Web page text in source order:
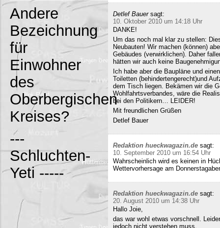
Andere
Bezeichnung
für
Einwohner
des
Oberbergischen
Kreises?
---
Schluchten-
Yeti -----
Detlef Bauer sagt:
10. Oktober 2010 um 14:18 Uhr
DANKE!
Um das noch mal klar zu stellen:
Neubauten! Wir machen (können)
Gebäudes (verwirklichen). Daher
hätten wir auch keine
Ich habe aber die Baupläne und
Toiletten (behindertengerecht)und
dem Tisch liegen. Bekämen wir die
Wohlfahrtsverbandes, wäre die
bei den Politikern… LEIDER!
Mit freundlichen Grüßen
Detlef Bauer
Redaktion hueckwagazin.de sagt:
10. September 2010 um 16:54 Uhr
Wahrscheinlich wird es keinen in
Wettervorhersage am
Redaktion hueckwagazin.de sagt:
20. August 2010 um 14:38 Uhr
Hallo Joie,
das war wohl etwas vorschnell.
jedoch nicht verstehen muss.